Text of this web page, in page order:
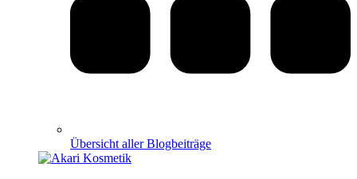
Übersicht aller Blogbeiträge